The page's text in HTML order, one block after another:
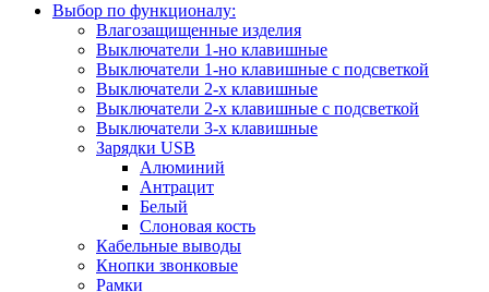
Выбор по функционалу:
Влагозащищенные изделия
Выключатели 1-но клавишные
Выключатели 1-но клавишные с подсветкой
Выключатели 2-х клавишные
Выключатели 2-х клавишные с подсветкой
Выключатели 3-х клавишные
Зарядки USB
Алюминий
Антрацит
Белый
Слоновая кость
Кабельные выводы
Кнопки звонковые
Рамки